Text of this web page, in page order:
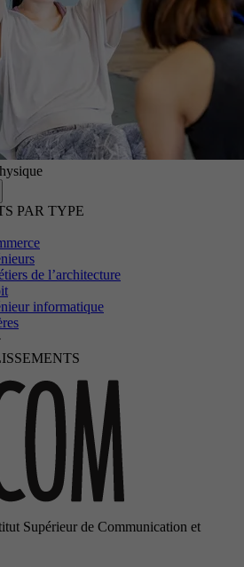
PAR TYPE
de l’architecture
informatique
Supérieur de Communication et